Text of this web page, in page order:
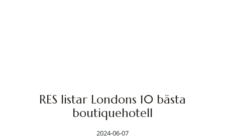
RES listar Londons 10 bästa
boutiquehotell
2024-06-07